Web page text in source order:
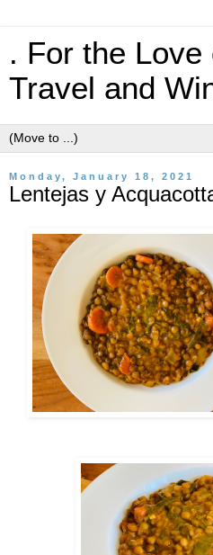
. For the Love
Travel and
Monday, January 18, 2021
Lentejas y